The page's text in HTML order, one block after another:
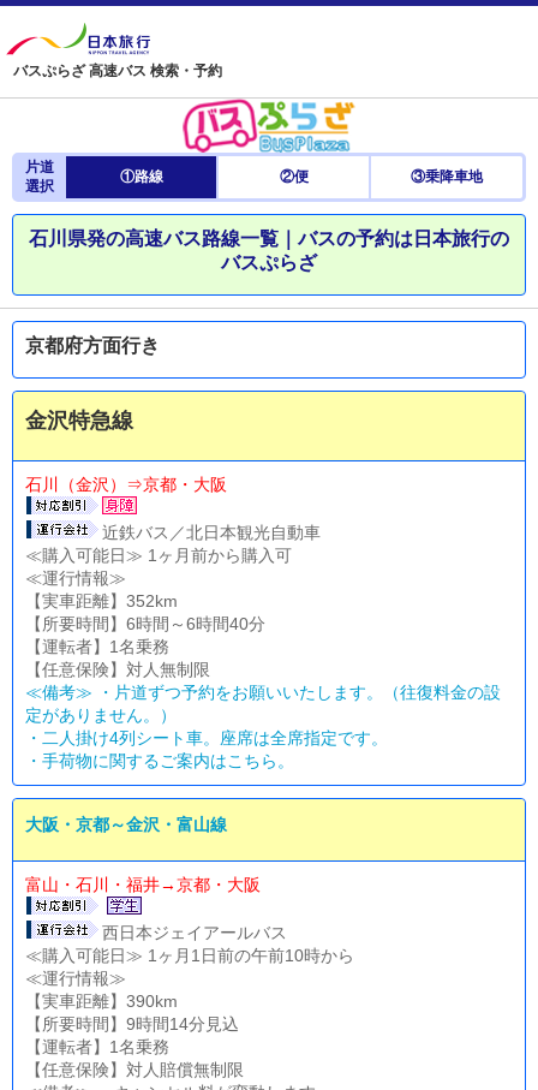
バスぷらざ 高速バス 検索・予約
片道
選択
①路線 ②便 ③乗降車地
石川県発の高速バス路線一覧｜バスの予約は日本旅行の
バスぷらざ
京都府方面行き
金沢特急線
石川（金沢）⇒京都・大阪
近鉄バス／北日本観光自動車
≪購入可能日≫ 1ヶ月前から購入可
≪運行情報≫
【実車距離】352km
【所要時間】6時間～6時間40分
【運転者】1名乗務
【任意保険】対人無制限
≪備考≫ ・片道ずつ予約をお願いいたします。（往復料金の設
定がありません。）
・二人掛け4列シート車。座席は全席指定です。
・ 手荷物に関するご案内はこちら。
大阪・京都～金沢・富山線
富山・石川・福井→京都・大阪
西日本ジェイアールバス
≪購入可能日≫ 1ヶ月1日前の午前10時から
≪運行情報≫
【実車距離】390km
【所要時間】9時間14分見込
【運転者】1名乗務
【任意保険】対人賠償無制限